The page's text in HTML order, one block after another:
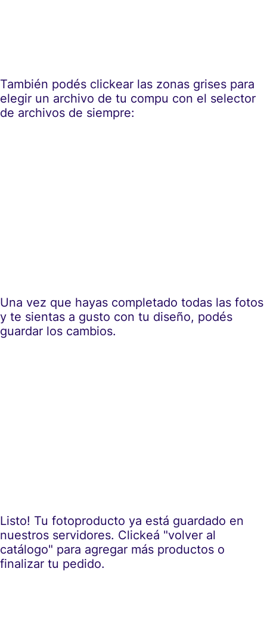
También podés clickear las zonas grises para
elegir un archivo de tu compu con el selector
de archivos de siempre:
Una vez que hayas completado todas las fotos
y te sientas a gusto con tu diseño, podés
guardar los cambios.
Listo! Tu fotoproducto ya está guardado en
nuestros servidores. Clickeá "volver al
catálogo" para agregar más productos o
finalizar tu pedido.